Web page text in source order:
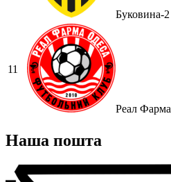
Буковина-2
11
Реал Фарма
Наша пошта